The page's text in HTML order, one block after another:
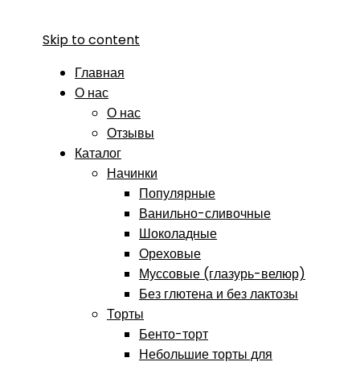
Skip to content
Главная
О нас
О нас
Отзывы
Каталог
Начинки
Популярные
Ванильно-сливочные
Шоколадные
Ореховые
Муссовые (глазурь-велюр)
Без глютена и без лактозы
Торты
Бенто-торт
Небольшие торты для